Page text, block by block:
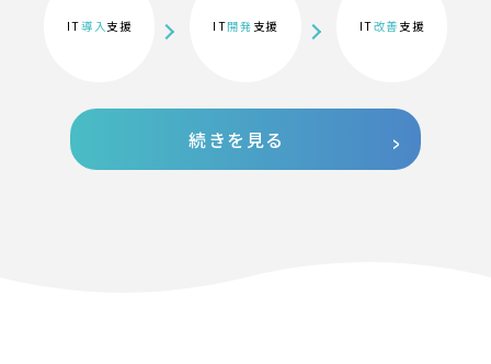
IT導入 支援 IT開発 支援 IT改善 支援
続きを見る